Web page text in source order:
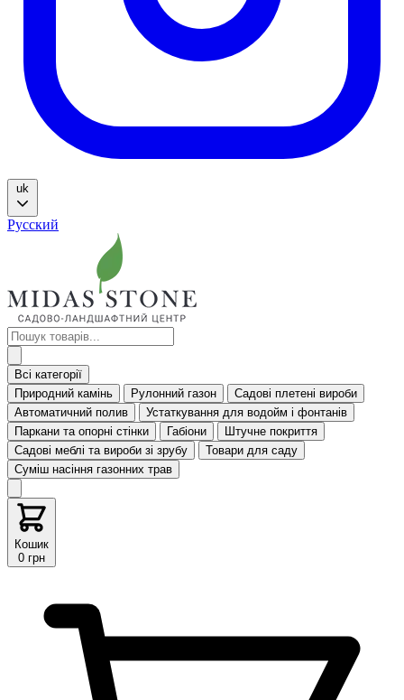
uk
Русский
Всі категорії
Природний камінь
Рулонний газон
Садові плетені вироби
Автоматичний полив
Устаткування для водойм і фонтанів
Паркани та опорні стінки
Габіони
Штучне покриття
Садові меблі та вироби зі зрубу
Товари для саду
Суміш насіння газонних трав
Кошик
0 грн